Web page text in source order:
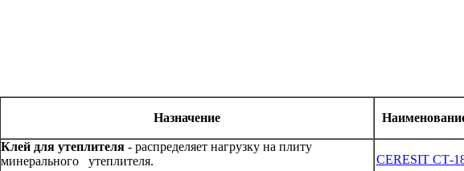
Назначение
Клей для утеплителя - распределяет нагрузку на плиту
минерального утеплителя.
CERESIT СТ-